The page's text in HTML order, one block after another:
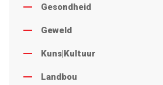
Gesondheid
Geweld
Kuns|Kultuur
Landbou